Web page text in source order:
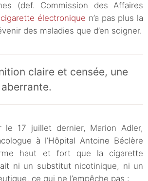
(def. Commission des Affaires
cigarette électronique n’a pas plus la
des maladies que d’en soigner.
claire et censée, une
le 17 juillet dernier, Marion Adler,
à l’Hôpital Antoine Béclère
haut et fort que la cigarette
ni un substitut nicotinique, ni un
ce qui ne l’empêche pas :